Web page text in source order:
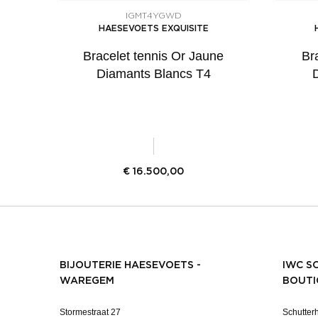
IGMT4YGWD
HAESEVOETS EXQUISITE
Bracelet tennis Or Jaune
Diamants Blancs T4
€ 16.500,00
BIJOUTERIE HAESEVOETS -
WAREGEM
Stormestraat 27
IWC